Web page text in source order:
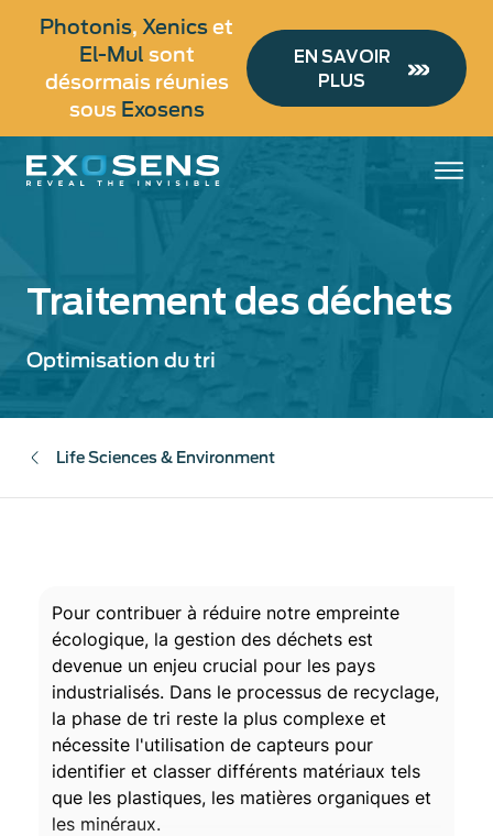
principal
Photonis, Xenicset
El-Mul sont
désormais réunies
sous Exosens
EN SAVOIR
PLUS
Traitement des déchets
Optimisation du tri
Life Sciences & Environment
Pour contribuer à réduire notre empreinte
écologique, la gestion des déchets est
devenue un enjeu crucial pour les pays
industrialisés. Dans le processus de recyclage,
la phase de tri reste la plus complexe et
nécessite l'utilisation de capteurs pour
identifier et classer différents matériaux tels
que les plastiques, les matières organiques et
les minéraux.